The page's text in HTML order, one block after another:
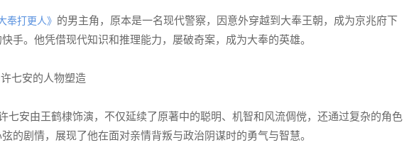
奉打更人》 的男主角，原本是一名现代警察，因意外穿越到大奉王朝，成为京兆府下
手。他凭借现代知识和推理能力，屡破奇案，成为大奉的英雄。
七安的人物塑造
七安由王鹤棣饰演，不仅延续了原著中的聪明、机智和风流倜傥，还通过复杂的角色
的剧情，展现了他在面对亲情背叛与政治阴谋时的勇气与智慧。